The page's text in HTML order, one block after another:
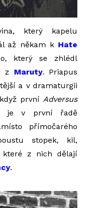
který kapelu
až někam k Hate
který se zhlédl
z Maruty. Priapus
a v dramaturgii
první Adversus
v první řadě
přímočarého
stopek, kil,
které z nich dělají
.